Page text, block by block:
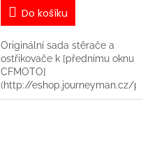
Do košíku
Originální sada stěrače a
ostřikovače k [přednímu oknu
CFMOTO]
(http://eshop.journeyman.cz/
pro-predni-okno-cfmoto-